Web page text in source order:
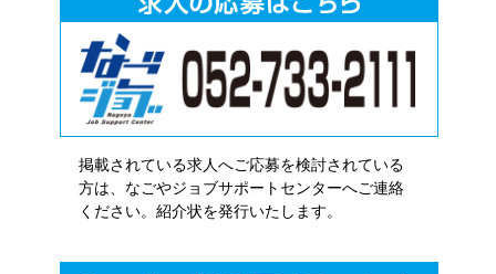
掲載されている求人へご応募を検討されている
方は、なごやジョブサポートセンターへご連絡
ください。紹介状を発行いたします。